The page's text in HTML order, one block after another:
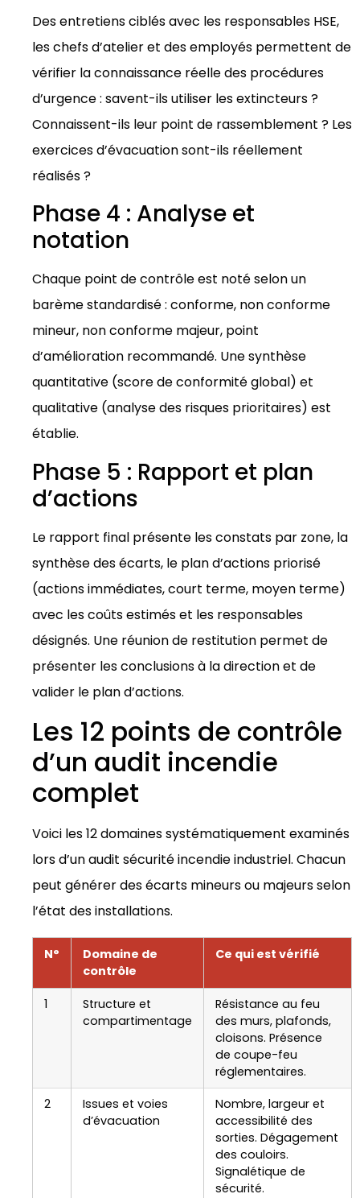
Des entretiens ciblés avec les responsables HSE,
les chefs d’atelier et des employés permettent de
vérifier la connaissance réelle des procédures
d’urgence : savent-ils utiliser les extincteurs ?
Connaissent-ils leur point de rassemblement ? Les
exercices d’évacuation sont-ils réellement
réalisés ?
Phase 4 : Analyse et
notation
Chaque point de contrôle est noté selon un
barème standardisé : conforme, non conforme
mineur, non conforme majeur, point
d’amélioration recommandé. Une synthèse
quantitative (score de conformité global) et
qualitative (analyse des risques prioritaires) est
établie.
Phase 5 : Rapport et plan
d’actions
Le rapport final présente les constats par zone, la
synthèse des écarts, le plan d’actions priorisé
(actions immédiates, court terme, moyen terme)
avec les coûts estimés et les responsables
désignés. Une réunion de restitution permet de
présenter les conclusions à la direction et de
valider le plan d’actions.
Les 12 points de contrôle
d’un audit incendie
complet
Voici les 12 domaines systématiquement examinés
lors d’un audit sécurité incendie industriel. Chacun
peut générer des écarts mineurs ou majeurs selon
l’état des installations.
N°
Domaine de
contrôle
Ce qui est vérifié
1
Structure et
compartimentage
Résistance au feu
des murs, plafonds,
cloisons. Présence
de coupe-feu
réglementaires.
2
Issues et voies
d’évacuation
Nombre, largeur et
accessibilité des
sorties. Dégagement
des couloirs.
Signalétique de
sécurité.